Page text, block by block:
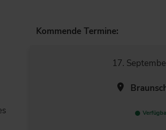
Kommende Termine:
17.